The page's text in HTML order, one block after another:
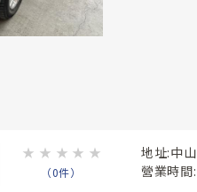
★ ★ ★ ★ ★
（0件）
地址:中
營業時